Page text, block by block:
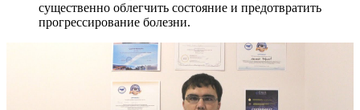
существенно облегчить состояние и предотвратить
прогрессирование болезни.